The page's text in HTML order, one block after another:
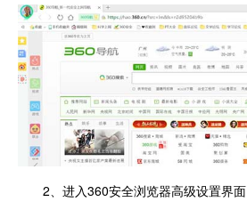
2、进入360安全浏览器高级设置界面